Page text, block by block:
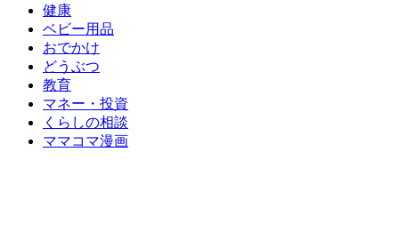
健康
ベビー用品
おでかけ
どうぶつ
教育
マネー・投資
くらしの相談
ママコマ漫画